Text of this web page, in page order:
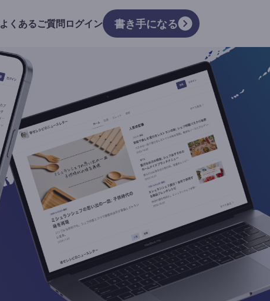
よくあるご質問ログイン 書き手になる